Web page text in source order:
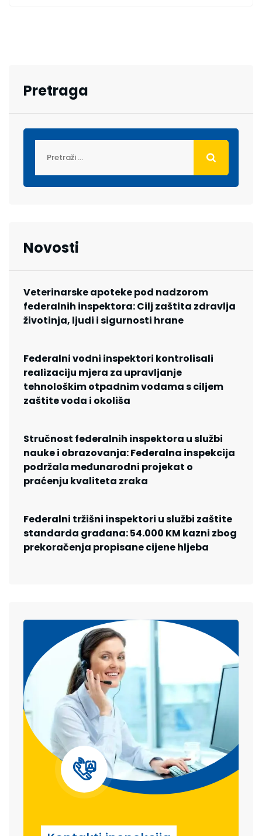
Pretraga
Novosti
Veterinarske apoteke pod nadzorom
federalnih inspektora: Cilj zaštita zdravlja
životinja, ljudi i sigurnosti hrane
Federalni vodni inspektori kontrolisali
realizaciju mjera za upravljanje
tehnološkim otpadnim vodama s ciljem
zaštite voda i okoliša
Stručnost federalnih inspektora u službi
nauke i obrazovanja: Federalna inspekcija
podržala međunarodni projekat o
praćenju kvaliteta zraka
Federalni tržišni inspektori u službi zaštite
standarda građana: 54.000 KM kazni zbog
prekoračenja propisane cijene hljeba